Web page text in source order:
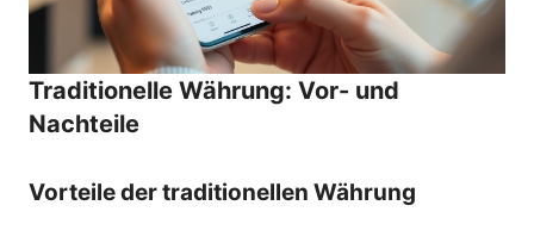
Traditionelle Währung: Vor- und
Nachteile
Vorteile der traditionellen Währung